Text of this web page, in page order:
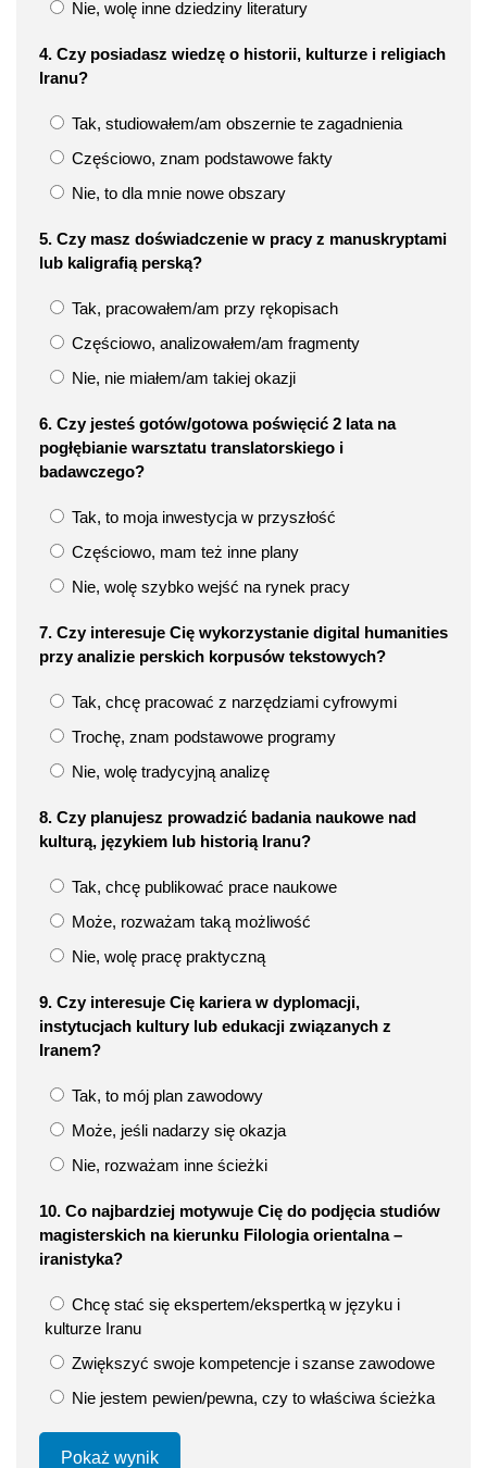
Nie, wolę inne dziedziny literatury
4. Czy posiadasz wiedzę o historii, kulturze i religiach
Iranu?
Tak, studiowałem/am obszernie te zagadnienia
Częściowo, znam podstawowe fakty
Nie, to dla mnie nowe obszary
5. Czy masz doświadczenie w pracy z manuskryptami
lub kaligrafią perską?
Tak, pracowałem/am przy rękopisach
Częściowo, analizowałem/am fragmenty
Nie, nie miałem/am takiej okazji
6. Czy jesteś gotów/gotowa poświęcić 2 lata na
pogłębianie warsztatu translatorskiego i
badawczego?
Tak, to moja inwestycja w przyszłość
Częściowo, mam też inne plany
Nie, wolę szybko wejść na rynek pracy
7. Czy interesuje Cię wykorzystanie digital humanities
przy analizie perskich korpusów tekstowych?
Tak, chcę pracować z narzędziami cyfrowymi
Trochę, znam podstawowe programy
Nie, wolę tradycyjną analizę
8. Czy planujesz prowadzić badania naukowe nad
kulturą, językiem lub historią Iranu?
Tak, chcę publikować prace naukowe
Może, rozważam taką możliwość
Nie, wolę pracę praktyczną
9. Czy interesuje Cię kariera w dyplomacji,
instytucjach kultury lub edukacji związanych z
Iranem?
Tak, to mój plan zawodowy
Może, jeśli nadarzy się okazja
Nie, rozważam inne ścieżki
10. Co najbardziej motywuje Cię do podjęcia studiów
magisterskich na kierunku Filologia orientalna –
iranistyka?
Chcę stać się ekspertem/ekspertką w języku i
kulturze Iranu
Zwiększyć swoje kompetencje i szanse zawodowe
Nie jestem pewien/pewna, czy to właściwa ścieżka
Pokaż wynik